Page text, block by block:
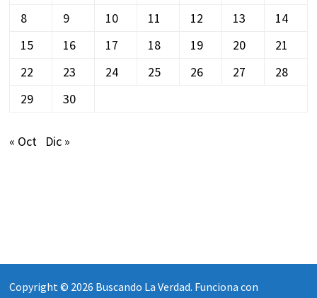
8
9 10 11 12 13
14
15
16 17 18 19 20
21
22
23 24 25 26 27
28
29
30
« Oct Dic »
Copyright © 2026 Buscando La Verdad. Funciona con